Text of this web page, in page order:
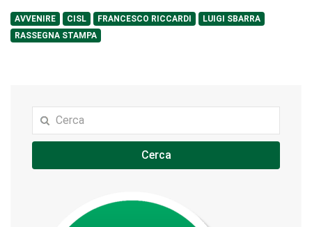
AVVENIRE CISL FRANCESCO RICCARDI
LUIGI SBARRA
RASSEGNA STAMPA
Cerca